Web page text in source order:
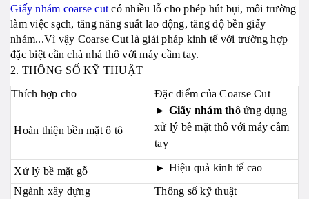
Giấy nhám coarse cutcó nhiều lỗ cho phép hút bụi, môi trường
làm việc sạch, tăng năng suất lao động, tăng độ bền giấy
nhám...Vì vậy Coarse Cut là giải pháp kinh tế với trường hợp
đặc biệt cần chà nhá thô với máy cầm tay.
2. THÔNG SỐ KỸ THUẬT
Thích hợp cho
Đặc điểm của Coarse Cut
Hoàn thiện bền mặt ô tô
► Giấy nhám thô ứng dụng
xử lý bề mặt thô với máy cầm
tay
Xử lý bề mặt gỗ ► Hiệu quả kinh tế cao
Ngành xây dựng
Thông số kỹ thuật